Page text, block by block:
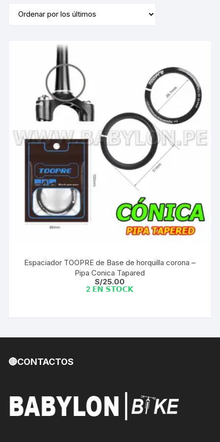
Espaciador TOOPRE de Base de horquilla corona –
Pipa Conica Tapared
S/25.00
2 𝗘𝗡 𝗦𝗧𝗢𝗖𝗞
🔴CONTACTOS